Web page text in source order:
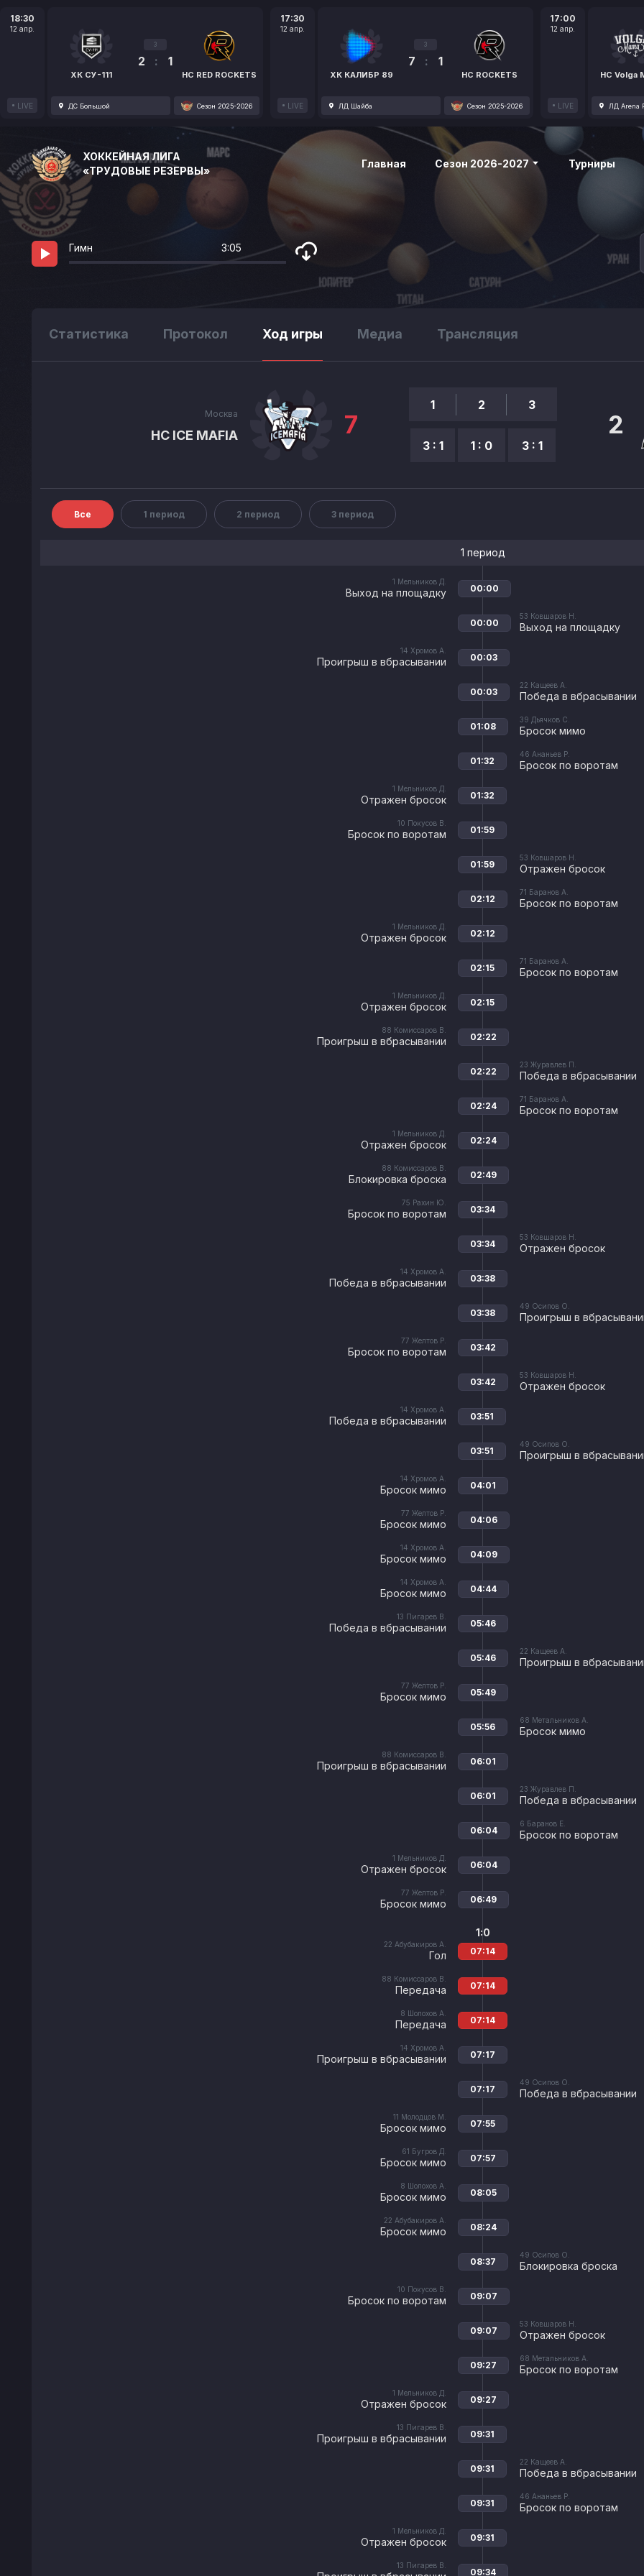
18:30
12 апр.
LIVE
ХК СУ-111
3
2 : 1
HC RED ROCKETS
ДС Большой Сезон 2025-2026
17:30
12 апр.
LIVE
ХК КАЛИБР 89
3
7 : 1
HC ROCKETS
ЛД Шайба Сезон 2025-2026
17:00
12 апр.
LIVE
HC Volga
ЛД Arena
ХОККЕЙНАЯ ЛИГА
«ТРУДОВЫЕ РЕЗЕРВЫ»
Главная Сезон 2026-2027 Турниры
Гимн 3:05
Статистика Протокол Ход игры Медиа Трансляция
Москва
HC ICE MAFIA 7
1
3 : 1
2
1 : 0
3
3 : 1
2
Все 1 период 2 период 3 период
1 период
1 Мельников Д.
Выход на площадку 00:00
53 Ковшаров Н.
Выход на площадку
00:00
14 Хромов А.
Проигрыш в вбрасывании 00:03
22 Кащеев А.
Победа в вбрасывании
00:03
39 Дьячков С.
Бросок мимо
01:08
46 Ананьев Р.
Бросок по воротам
01:32
1 Мельников Д.
Отражен бросок 01:32
10 Покусов В.
Бросок по воротам 01:59
53 Ковшаров Н.
Отражен бросок
01:59
71 Баранов А.
Бросок по воротам
02:12
1 Мельников Д.
Отражен бросок 02:12
71 Баранов А.
Бросок по воротам
02:15
1 Мельников Д.
Отражен бросок 02:15
88 Комиссаров В.
Проигрыш в вбрасывании 02:22
23 Журавлев П.
Победа в вбрасывании
02:22
71 Баранов А.
Бросок по воротам
02:24
1 Мельников Д.
Отражен бросок 02:24
88 Комиссаров В.
Блокировка броска 02:49
75 Рахин Ю.
Бросок по воротам 03:34
53 Ковшаров Н.
Отражен бросок
03:34
14 Хромов А.
Победа в вбрасывании 03:38
49 Осипов О.
Проигрыш в
03:38
77 Желтов Р.
Бросок по воротам 03:42
53 Ковшаров Н.
Отражен бросок
03:42
14 Хромов А.
Победа в вбрасывании 03:51
49 Осипов О.
Проигрыш в
03:51
14 Хромов А.
Бросок мимо 04:01
77 Желтов Р.
Бросок мимо 04:06
14 Хромов А.
Бросок мимо 04:09
14 Хромов А.
Бросок мимо 04:44
13 Пигарев В.
Победа в вбрасывании 05:46
22 Кащеев А.
Проигрыш в
05:46
77 Желтов Р.
Бросок мимо 05:49
68 Метальников А.
Бросок мимо
05:56
88 Комиссаров В.
Проигрыш в вбрасывании 06:01
23 Журавлев П.
Победа в вбрасывании
06:01
6 Баранов Е.
Бросок по воротам
06:04
1 Мельников Д.
Отражен бросок 06:04
77 Желтов Р.
Бросок мимо 06:49
22 Абубакиров А.
Гол
1:0
07:14
88 Комиссаров В.
Передача 07:14
8 Шолохов А.
Передача 07:14
14 Хромов А.
Проигрыш в вбрасывании 07:17
49 Осипов О.
Победа в вбрасывании
07:17
11 Молодцов М.
Бросок мимо 07:55
61 Бугров Д.
Бросок мимо 07:57
8 Шолохов А.
Бросок мимо 08:05
22 Абубакиров А.
Бросок мимо 08:24
49 Осипов О.
Блокировка броска
08:37
10 Покусов В.
Бросок по воротам 09:07
53 Ковшаров Н.
Отражен бросок
09:07
68 Метальников А.
Бросок по воротам
09:27
1 Мельников Д.
Отражен бросок 09:27
13 Пигарев В.
Проигрыш в вбрасывании 09:31
22 Кащеев А.
Победа в вбрасывании
09:31
46 Ананьев Р.
Бросок по воротам
09:31
1 Мельников Д.
Отражен бросок 09:31
13 Пигарев В.
09:34